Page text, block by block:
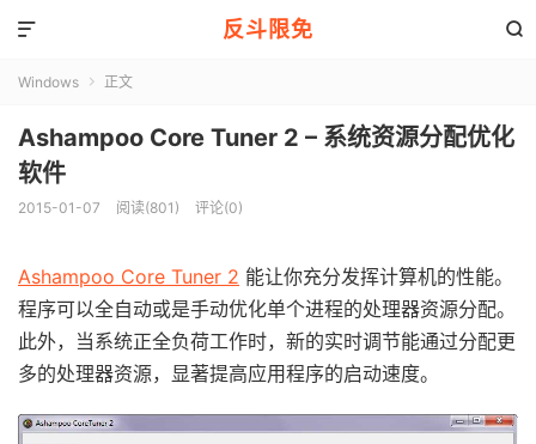
反斗限免 

Windows  正文
Ashampoo Core Tuner 2 – 系统资源分配优化
软件
2015-01-07 阅读(801) 评论(0)
Ashampoo Core Tuner 2 能让你充分发挥计算机的性能。
程序可以全自动或是手动优化单个进程的处理器资源分配。
此外，当系统正全负荷工作时，新的实时调节能通过分配更
多的处理器资源，显著提高应用程序的启动速度。